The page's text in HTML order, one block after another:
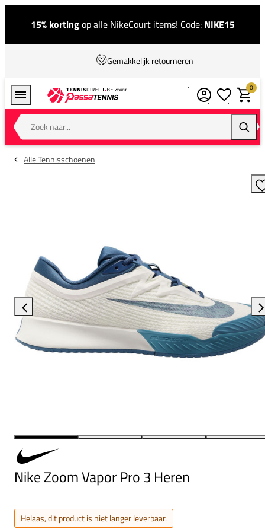
15% kortingop alle NikeCourt items! Code: NIKE15
Gemakkelijk retourneren
Zoek naar...
0
Alle Tennisschoenen
Nike Zoom Vapor Pro 3 Heren
Helaas, dit product is niet langer leverbaar.